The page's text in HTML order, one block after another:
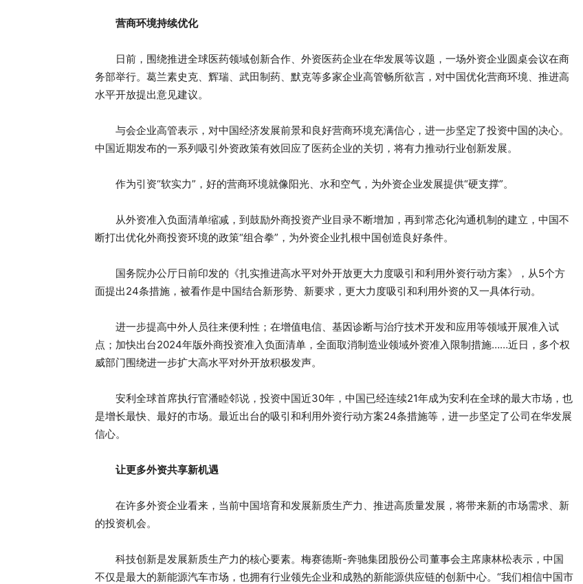
营商环境持续优化
日前，围绕推进全球医药领域创新合作、外资医药企业在华发展等议题，一场外资企业圆桌会议在商
务部举行。葛兰素史克、辉瑞、武田制药、默克等多家企业高管畅所欲言，对中国优化营商环境、推进高
水平开放提出意见建议。
与会企业高管表示，对中国经济发展前景和良好营商环境充满信心，进一步坚定了投资中国的决心。
中国近期发布的一系列吸引外资政策有效回应了医药企业的关切，将有力推动行业创新发展。
作为引资“软实力”，好的营商环境就像阳光、水和空气，为外资企业发展提供“硬支撑”。
从外资准入负面清单缩减，到鼓励外商投资产业目录不断增加，再到常态化沟通机制的建立，中国不
断打出优化外商投资环境的政策“组合拳”，为外资企业扎根中国创造良好条件。
国务院办公厅日前印发的《扎实推进高水平对外开放更大力度吸引和利用外资行动方案》，从5个方
面提出24条措施，被看作是中国结合新形势、新要求，更大力度吸引和利用外资的又一具体行动。
进一步提高中外人员往来便利性；在增值电信、基因诊断与治疗技术开发和应用等领域开展准入试
点；加快出台2024年版外商投资准入负面清单，全面取消制造业领域外资准入限制措施……近日，多个权
威部门围绕进一步扩大高水平对外开放积极发声。
安利全球首席执行官潘睦邻说，投资中国近30年，中国已经连续21年成为安利在全球的最大市场，也
是增长最快、最好的市场。最近出台的吸引和利用外资行动方案24条措施等，进一步坚定了公司在华发展
信心。
让更多外资共享新机遇
在许多外资企业看来，当前中国培育和发展新质生产力、推进高质量发展，将带来新的市场需求、新
的投资机会。
科技创新是发展新质生产力的核心要素。梅赛德斯-奔驰集团股份公司董事会主席康林松表示，中国
不仅是最大的新能源汽车市场，也拥有行业领先企业和成熟的新能源供应链的创新中心。“我们相信中国市